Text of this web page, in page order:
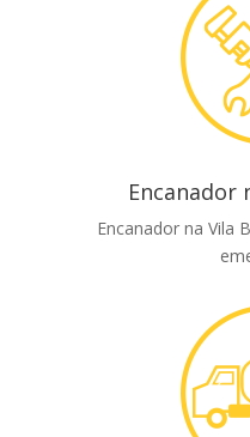
Encanador
Encanador na Vila